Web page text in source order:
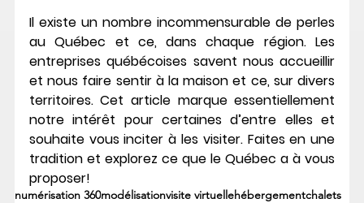
Il existe un nombre incommensurable de perles
au Québec et ce, dans chaque région. Les
entreprises québécoises savent nous accueillir
et nous faire sentir à la maison et ce, sur divers
territoires. Cet article marque essentiellement
notre intérêt pour certaines d’entre elles et
souhaite vous inciter à les visiter. Faites en une
tradition et explorez ce que le Québec a à vous
proposer!
numérisation 360modélisationvisite virtuellehébergementchalets